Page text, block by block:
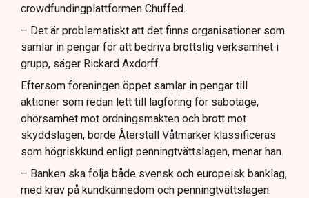
crowdfundingplattformen Chuffed.
– Det är problematiskt att det finns organisationer som
samlar in pengar för att bedriva brottslig verksamhet i
grupp, säger Rickard Axdorff.
Eftersom föreningen öppet samlar in pengar till
aktioner som redan lett till lagföring för sabotage,
ohörsamhet mot ordningsmakten och brott mot
skyddslagen, borde Återställ Våtmarker klassificeras
som högriskkund enligt penningtvättslagen, menar han.
– Banken ska följa både svensk och europeisk banklag,
med krav på kundkännedom och penningtvättslagen.